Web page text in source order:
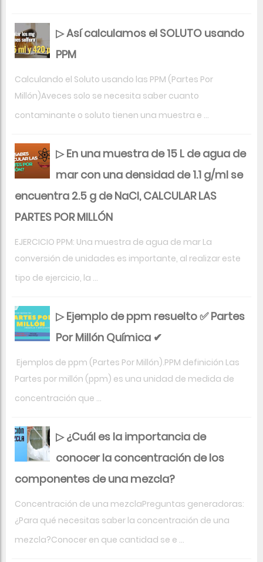
▷ Así calculamos el SOLUTO usando
PPM
Calculando el Soluto usando las PPM (Partes Por
Millón)Aveces solo se necesita saber cuanto
contaminante o soluto tienen una muestra e ...
▷ En una muestra de 15 L de agua de
mar con una densidad de 1.1 g/ml se
encuentra 2.5 g de NaCl, CALCULAR LAS
PARTES POR MILLÓN
EJERCICIO PPM: Una muestra de agua de mar La
conversión de unidades es importante, al realizar este
tipo de ejercicio, la ...
▷ Ejemplo de ppm resuelto ✅ Partes
Por Millón Química ✔
Ejemplos de ppm (Partes Por Millón).PPM definición Las
Partes por millón (ppm) es una unidad de medida de
concentración que ...
▷ ¿Cuál es la importancia de
conocer la concentración de los
componentes de una mezcla?
Concentración de una mezclaPreguntas generadoras:
¿Para qué necesitas saber la concentración de una
mezcla?Conocer en que cantidad se e ...